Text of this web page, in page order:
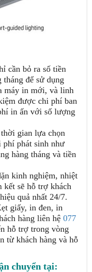
cần bỏ ra số tiền
tháng để sử dụng
máy in mới, và linh
được chi phí ban
in ấn với số lượng
gian lựa chọn
phí phát sinh như
hàng tháng và tiền
kinh nghiệm, nhiệt
kết sẽ hỗ trợ khách
quả nhất 24/7.
giấy, in đen, in
hàng liên hệ 077
hỗ trợ trong vòng
từ khách hàng và hỗ
chuyển tại: